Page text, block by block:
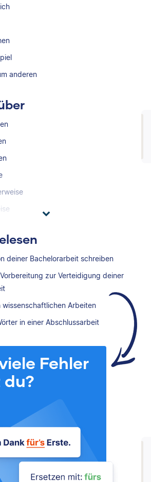
anderen
deiner Bachelorarbeit schreiben
zur Verteidigung deiner
wissenschaftlichen Arbeiten
in einer Abschlussarbeit
Fehler